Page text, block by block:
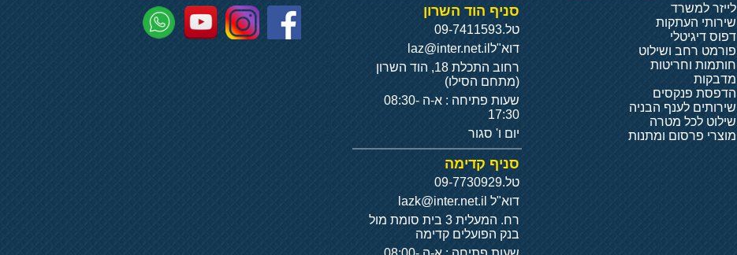
לייזר למשרד
שירותי העתקות
דפוס דיגיטלי
פורמט רחב ושילוט
חותמות וחריטות
מדבקות
הדפסת פנקסים
שירותים לענף הבניה
שילוט לכל מטרה
מוצרי פרסום ומתנות
סניף הוד השרון
טל.09-7411593
דוא"ל laz@inter.net.il
רחוב התכלת 18, הוד השרון
(מתחם הסילו)
שעות פתיחה : א-ה 08:30-
17:30
יום ו' סגור
סניף קדימה
טל.09-7730929
דוא"ל
רח. המעלית 3 בית סומת מול
בנק הפועלים קדימה